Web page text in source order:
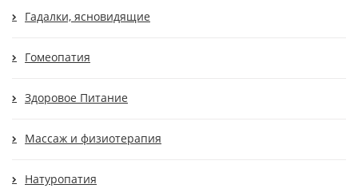
Гадалки, ясновидящие
Гомеопатия
Здоровое Питание
Массаж и физиотерапия
Натуропатия